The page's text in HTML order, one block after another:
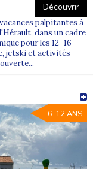
Découvrir
palpitantes à
dans un cadre
pour les 12–16
jetski et activités
6-12 ANS